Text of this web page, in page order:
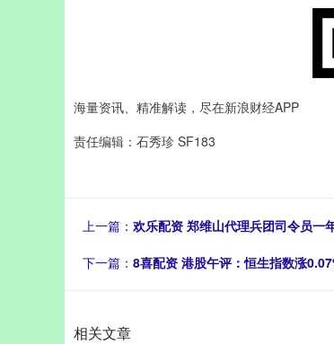
海量资讯、精准解读，尽在新浪财经APP
责任编辑：石秀珍 SF183
上一篇： 欢乐配资 郑维山代理兵团司令员一
下一篇： 8喜配资 港股午评：恒生指数涨
相关文章